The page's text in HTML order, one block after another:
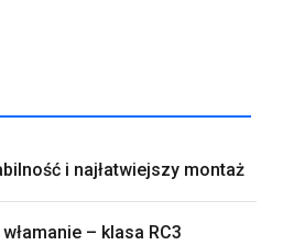
i najłatwiejszy montaż
– klasa RC3